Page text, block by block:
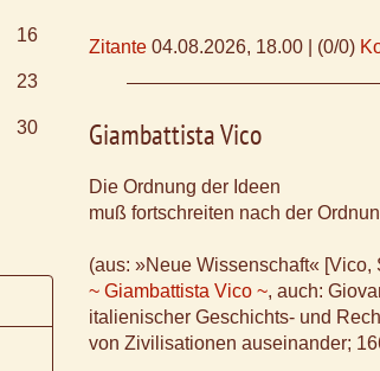
Zitante 04.08.2026, 18.00 (0/0)
Giambattista Vico
Die Ordnung der Ideen
muß fortschreiten nach der
(aus: »Neue Wissenschaft«
~ Giambattista Vico ~, auch:
italienischer Geschichts- und
von Zivilisationen auseinander;
16
23
30